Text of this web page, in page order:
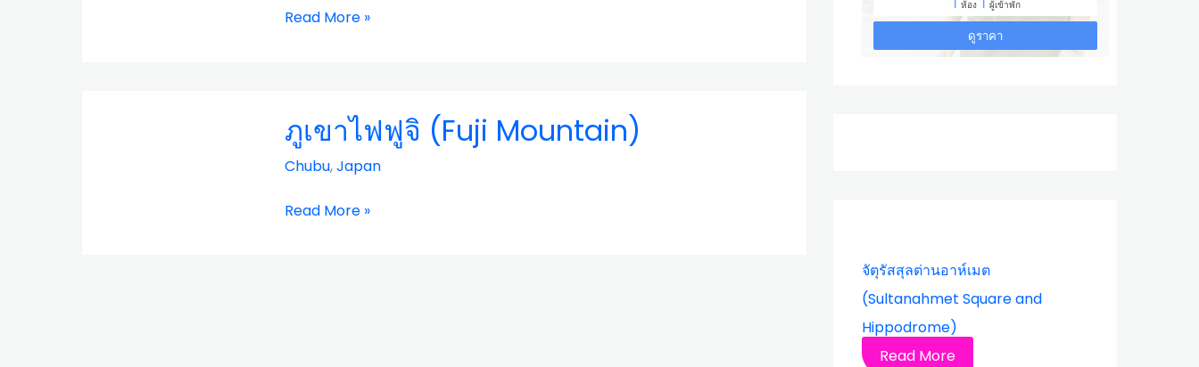
Station,
Read More »
ภูเขาไฟฟูจิ (Fuji Mountain)
Chubu,Japan
ฟูจิ
(Fuji
Mountain)
Read More »
จัตุรัสสุลต่านอาห์เมต
(Sultanahmet Square and
Hippodrome)
Read More